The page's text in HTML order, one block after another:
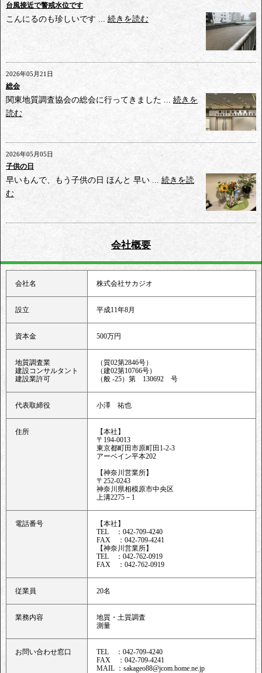
台風接近で警戒水位です
こんにるのも珍しいです ... 続きを読む
2026年05月21日
総会
関東地質調査協会の総会に行ってきました ... 続きを
読む
2026年05月05日
子供の日
早いもんで、もう子供の日 ほんと 早い ... 続きを読
む
会社概要
会社名 株式会社サカジオ
設立 平成11年8月
資本金 500万円
地質調査業
建設コンサルタント
建設業許可
（質02第2846号）
（建02第10766号）
（般 -25）第 130692 号
代表取締役 小澤 祐也
住所
【本社】
〒194-0013
東京都町田市原町田1-2-3
アーベイン平本202
【神奈川営業所】
〒252-0243
神奈川県相模原市中央区
上溝2275－1
電話番号
【本社】
TEL ：042-709-4240
FAX ：042-709-4241
【神奈川営業所】
TEL ：042-762-0919
FAX ：042-762-0919
従業員 20名
業務内容
地質・土質調査
測量
お問い合わせ窓口
TEL ：042-709-4240
FAX ：042-709-4241
MAIL ：sakageo88@jcom.home.ne.jp